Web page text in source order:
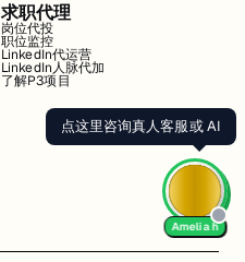
求职代理
岗位代投
职位监控
LinkedIn代运营
LinkedIn人脉代加
了解P3项目
点这里咨询真人客服或 AI
Amelia h